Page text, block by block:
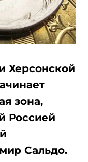
Херсонской
зона,
Россией
Сальдо.